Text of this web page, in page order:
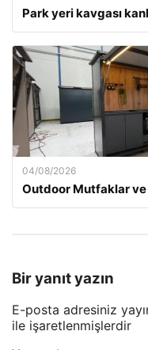
Park yeri kavgası
04/08/2026
Outdoor Mutfaklar ve
Bir yanıt yazın
E-posta adresiniz
ile işaretlenmişlerdir